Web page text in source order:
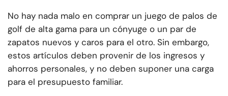
No hay nada malo en comprar un juego de palos de
golf de alta gama para un cónyuge o un par de
zapatos nuevos y caros para el otro. Sin embargo,
estos artículos deben provenir de los ingresos y
ahorros personales, y no deben suponer una carga
para el presupuesto familiar.